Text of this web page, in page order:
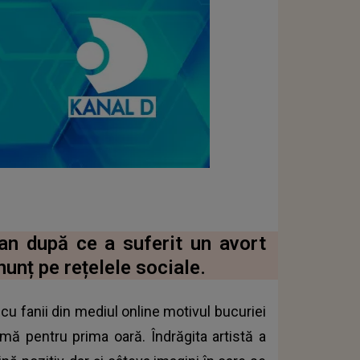
după ce a suferit un avort
pe rețelele sociale.
fanii din mediul online motivul bucuriei
pentru prima oară. Îndrăgita artistă a